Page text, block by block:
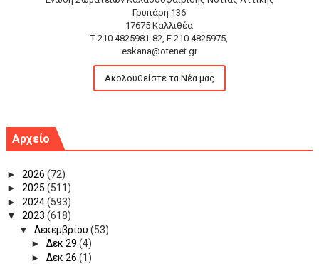
Γρυπάρη 136
17675 Καλλιθέα
T 210 4825981-82, F 210 4825975,
eskana@otenet.gr
Ακολουθείστε τα Νέα μας
Αρχείο
► 2026 (72)
► 2025 (511)
► 2024(593)
▼ 2023 (618)
▼ Δεκεμβρίου (53)
► Δεκ 29 (4)
► Δεκ 26 (1)